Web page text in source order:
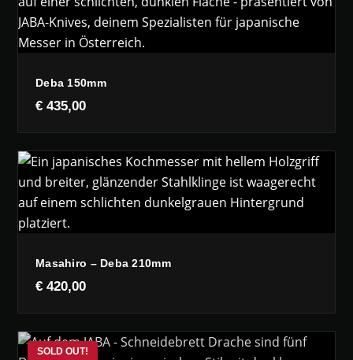
Deba 150mm
€ 435,00
Masahiro – Deba 210mm
€ 420,00